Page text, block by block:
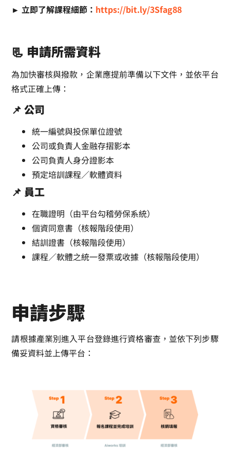
► 立即了解課程細節： https://bit.ly/3Sfag88
📃 申請所需資料
為加快審核與撥款，企業應提前準備以下文件，並依平台
格式正確上傳：
📌 公司
統一編號與投保單位證號
公司或負責人金融存摺影本
公司負責人身分證影本
預定培訓課程／軟體資料
📌 員工
在職證明（由平台勾稽勞保系統）
個資同意書（核報階段使用）
結訓證書（核報階段使用）
課程／軟體之統一發票或收據（核報階段使用）
申請步驟
請根據產業別進入平台登錄進行資格審查，並依下列步驟
備妥資料並上傳平台：